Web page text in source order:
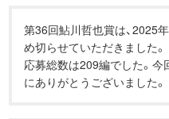
第36回鮎川哲也賞は、2025
め切らせていただきました。
応募総数は209編でした。今
にありがとうございました。